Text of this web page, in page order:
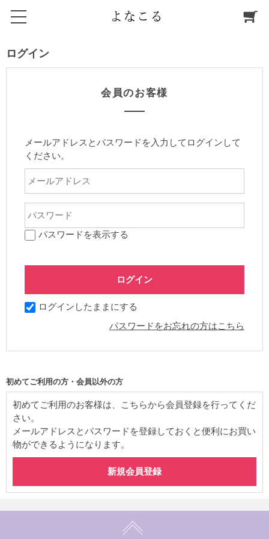
ログイン
会員のお客様
メールアドレスとパスワードを入力してログインして
ください。
パスワードを表示する
ログインしたままにする
パスワードをお忘れの方はこちら
初めてご利用の方・会員以外の方
初めてご利用のお客様は、こちらから会員登録を行ってくだ
さい。
メールアドレスとパスワードを登録しておくと便利にお買い
物ができるようになります。